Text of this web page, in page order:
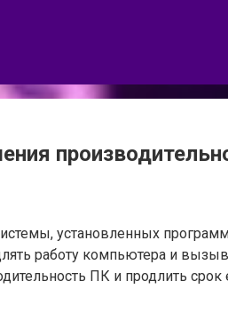
установленных
работу компьютера и
ПК и продлить